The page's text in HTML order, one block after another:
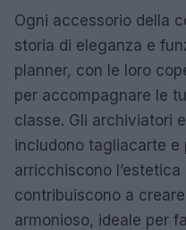
Ogni accessorio della
storia di eleganza e
planner, con le loro
per accompagnare le
classe. Gli archiviatori
includono tagliacarte e
arricchiscono
contribuiscono a
armonioso, ideale per